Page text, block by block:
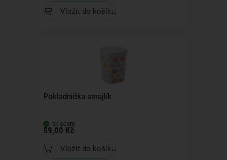
Vložit do košíku
Pokladnička smajlík
skladem
59,00 Kč
Vložit do košíku